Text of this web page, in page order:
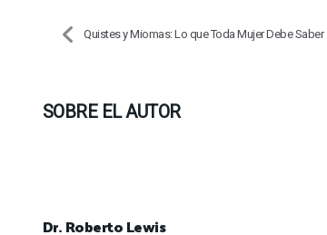
Quistes y Miomas: Lo que Toda Mujer Debe Saber
SOBRE EL AUTOR
Dr. Roberto Lewis